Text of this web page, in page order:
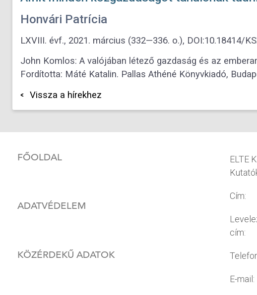
Honvári Patrícia
LXVIII. évf., 2021. március (332—336. o.), DOI:10.18414/
John Komlos: A valójában létező gazdaság és az
Fordította: Máté Katalin. Pallas Athéné Könyvkiadó,
Vissza a hírekhez
FŐOLDAL
ADATVÉDELEM
KÖZÉRDEKŰ ADATOK
ELTE
Cím:
cím:
E-mail: